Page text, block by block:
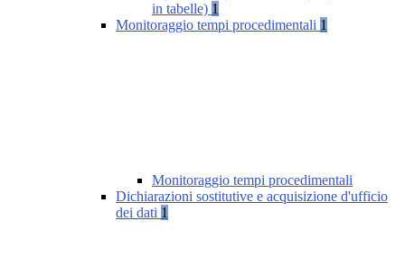
in tabelle) 1
Monitoraggio tempi procedimentali 1
Monitoraggio tempi procedimentali
Dichiarazioni sostitutive e acquisizione d'ufficio
dei dati 1